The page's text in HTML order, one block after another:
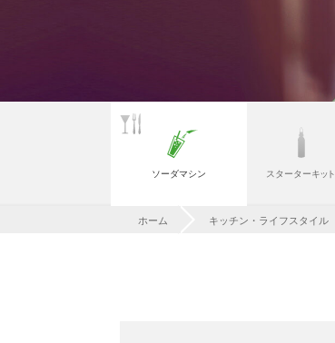
スターターキッ ト
ソーダマシン
ホーム キッチン・ライフスタイル